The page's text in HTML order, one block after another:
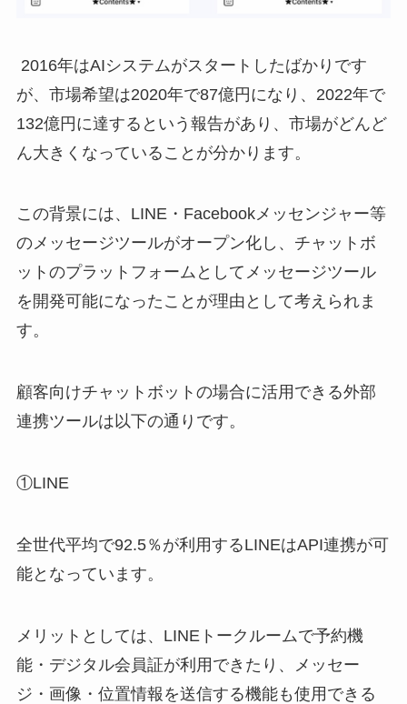
2016年はAIシステムがスタートしたばかりです
が、市場希望は2020年で87億円になり、 2022年で
132億円に達するという報告があり、市場がどんど
ん大きくなっていることが分かります。
この背景には、 LINE・ Facebookメッセンジャー等
のメッセージツールがオープン化し、チャットボ
ットのプラットフォームとしてメッセージツール
を開発可能になったことが理由として考えられま
す。
顧客向けチャットボットの場合に活用できる外部
連携ツールは以下の通りです。
①LINE
全世代平均で92.5％が利用するLINEはAPI連携が可
能となっています。
メリットとしては、 LINE トークルームで予約機
能・デジタル会員証が利用できたり、メッセー
ジ・画像・位置情報を送信する機能も使用できる